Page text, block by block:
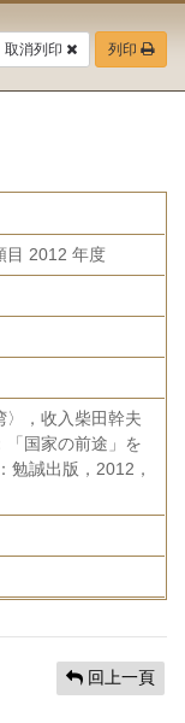
取消列印 列印
目 2012 年度
〉，收入柴田幹夫
「国家の前途」を
勉誠出版，2012，
回上一頁